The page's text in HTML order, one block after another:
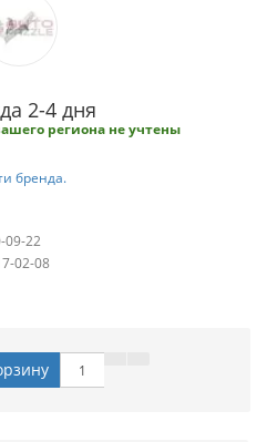
2-4 дня
региона не учтены
бренда.
09-22
02-08